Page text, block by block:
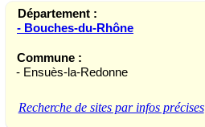
Département :
- Bouches-du-Rhône
Commune :
- Ensuès-la-Redonne
Recherche de sites par infos précises